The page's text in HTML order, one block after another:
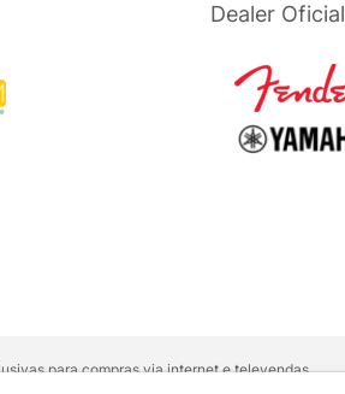
Dealer Oficial
para compras via internet e televendas.